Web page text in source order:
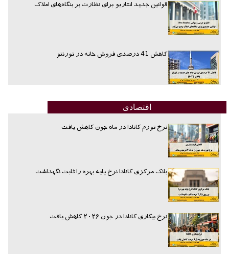
قوانین جدید انتاریو برای نظارت بر بنگاه‌های املاک
کاهش 41 درصدی فروش خانه در تورنتو
اقتصادی
نرخ تورم کانادا در ماه جون کاهش یافت
بانک مرکزی کانادا نرخ پایه بهره را ثابت نگهداشت
نرخ بیکاری کانادا در جون ۲۰۲۶ کاهش یافت